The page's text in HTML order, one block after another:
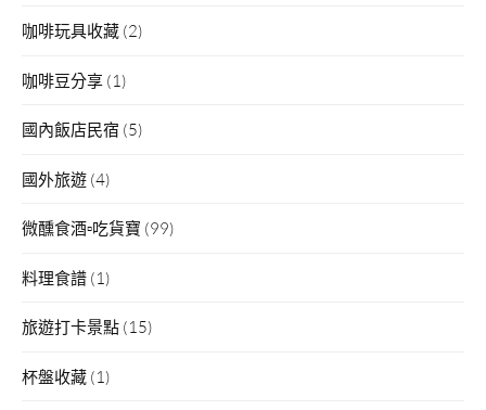
咖啡玩具收藏 (2)
咖啡豆分享 (1)
國內飯店民宿 (5)
國外旅遊 (4)
微醺食酒▫吃貨寶 (99)
料理食譜 (1)
旅遊打卡景點 (15)
杯盤收藏 (1)